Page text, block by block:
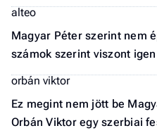
alteo
Magyar Péter szerint nem
számok szerint viszont igen
orbán viktor
Ez megint nem jött be
Orbán Viktor egy szerbiai